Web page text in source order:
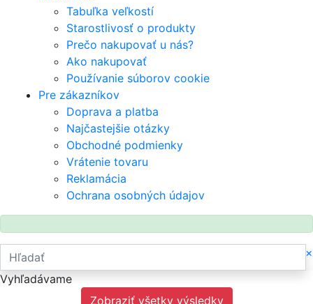
Tabuľka veľkostí
Starostlivosť o produkty
Prečo nakupovať u nás?
Ako nakupovať
Používanie súborov cookie
Pre zákazníkov
Doprava a platba
Najčastejšie otázky
Obchodné podmienky
Vrátenie tovaru
Reklamácia
Ochrana osobných údajov
×
Vyhľadávame
Zobraziť všetky výsledky